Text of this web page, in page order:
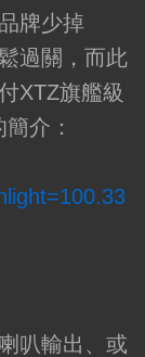
牌少掉
過關，而此
XTZ旗艦級
介：
叭輸出、或